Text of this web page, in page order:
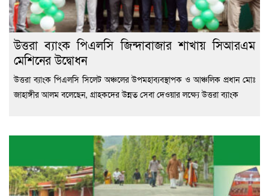
উত্তরা ব্যাংক পিএলসি জিন্দাবাজার শাখায় সিআরএম
মেশিনের উদ্বোধন
উত্তরা ব্যাংক পিএলসি সিলেট অঞ্চলের উপমহাব্যবস্থাপক ও আঞ্চলিক প্রধান মোঃ
জাহাঙ্গীর আলম বলেছেন, গ্রাহকদের উন্নত সেবা দেওয়ার লক্ষ্যে উত্তরা ব্যাংক